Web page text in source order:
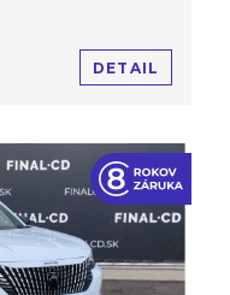
DETAIL